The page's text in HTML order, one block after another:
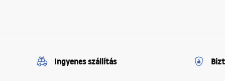
Ingyenes szállítás